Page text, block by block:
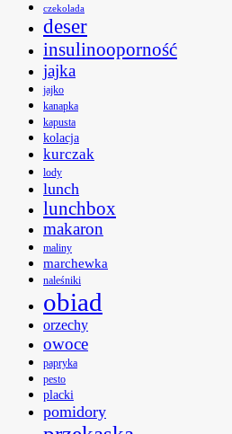
czekolada
deser
insulinooporność
jajka
jajko
kanapka
kapusta
kolacja
kurczak
lody
lunch
lunchbox
makaron
maliny
marchewka
naleśniki
obiad
orzechy
owoce
papryka
pesto
placki
pomidory